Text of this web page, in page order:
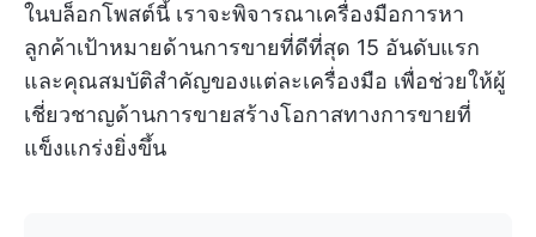
ในบล็อกโพสต์นี้ เราจะพิจารณาเครื่องมือการหา
ลูกค้าเป้าหมายด้านการขายที่ดีที่สุด 15 อันดับแรก
และคุณสมบัติสำคัญของแต่ละเครื่องมือ เพื่อช่วยให้ผู้
เชี่ยวชาญด้านการขายสร้างโอกาสทางการขายที่
แข็งแกร่งยิ่งขึ้น